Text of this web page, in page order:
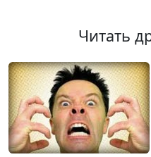
Читать